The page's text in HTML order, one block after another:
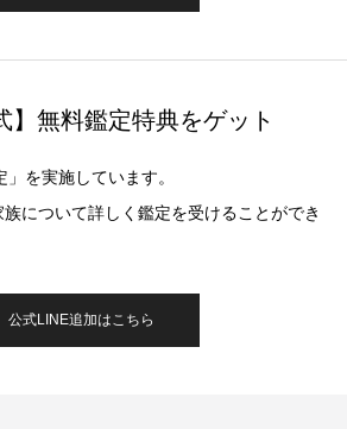
】無料鑑定特典をゲット
を実施しています。
について詳しく鑑定を受けることができ
公式LINE追加はこちら